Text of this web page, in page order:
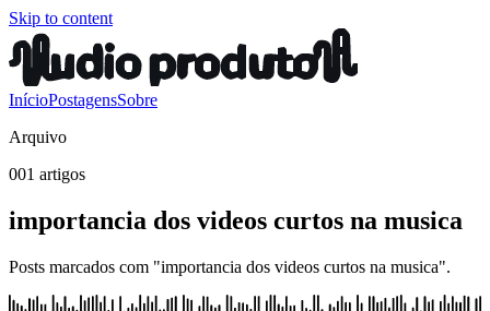
Skip to content
InícioPostagensSobre
Arquivo
001 artigos
importancia dos videos curtos na musica
Posts marcados com "importancia dos videos curtos na musica".